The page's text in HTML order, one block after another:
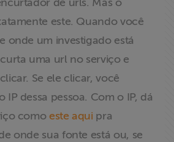
de urls. Mas o
este. Quando você
onde um investigado está
uma url no serviço e
Se ele clicar, você
IP dessa pessoa. Com o IP, dá
comoeste aqui pra
onde sua fonte está ou, se